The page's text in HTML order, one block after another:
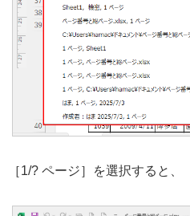
［1/? ページ］を選択すると、